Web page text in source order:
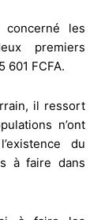
les
premiers
601 FCFA.
il ressort
n’ont
du
à faire dans